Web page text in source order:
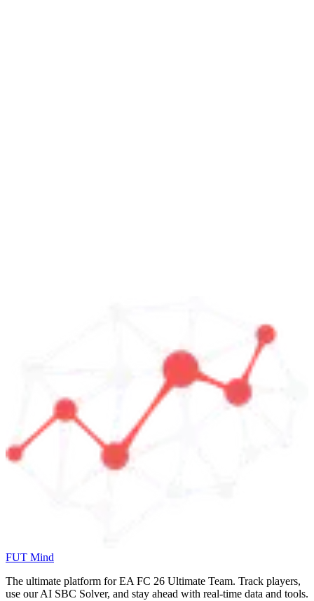
FUT Mind
The ultimate platform for EA FC 26 Ultimate Team. Track players,
use our AI SBC Solver, and stay ahead with real-time data and tools.